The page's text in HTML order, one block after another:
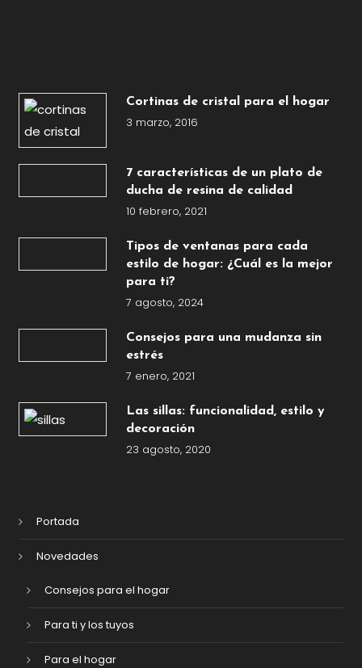
Cortinas de cristal para el hogar
3 marzo, 2016
7 características de un plato de
ducha de resina de calidad
10 febrero, 2021
Tipos de ventanas para cada
estilo de hogar: ¿Cuál es la mejor
para ti?
7 agosto, 2024
Consejos para una mudanza sin
estrés
7 enero, 2021
Las sillas: funcionalidad, estilo y
decoración
23 agosto, 2020
Portada
Novedades
Consejos para el hogar
Para ti y los tuyos
Para el hogar